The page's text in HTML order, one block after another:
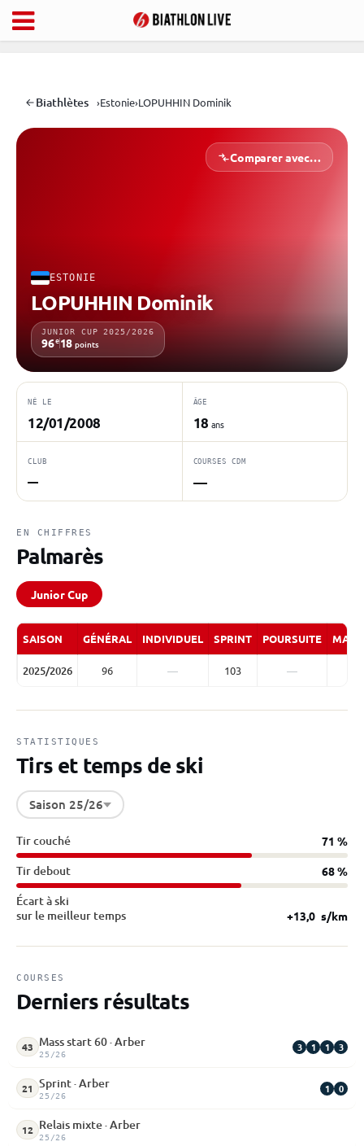
Biathlètes ›Estonie›LOPUHHIN Dominik
ESTONIE
LOPUHHIN Dominik
JUNIOR CUP 2025/2026
96e18 points
Comparer avec…
NÉ LE
12/01/2008
ÂGE
18 ans
CLUB
—
COURSES CDM
—
EN CHIFFRES
Palmarès
Junior Cup
SAISON GÉNÉRAL INDIVIDUEL SPRINT POURSUITE
2025/2026 96 — 103 —
STATISTIQUES
Tirs et temps de ski
Saison 25/26
Tir couché 71 %
Tir debout 68 %
Écart à ski
sur le meilleur temps
+13,0 s/km
COURSES
Derniers résultats
43 Mass start 60 · Arber
25/26
3 1 1 3
21 Sprint · Arber
25/26
1 0
12 Relais mixte · Arber
25/26